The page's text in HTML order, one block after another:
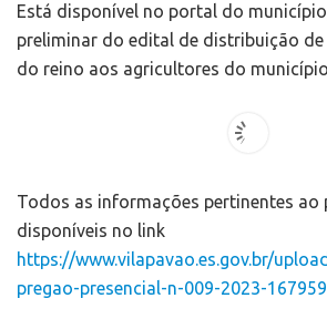
Está disponível no portal do
preliminar do edital de distribuição
do reino aos agricultores do
Todos as informações pertinentes ao
disponíveis no link
https://www.vilapavao.es.gov.br/
pregao-presencial-n-009-2023-